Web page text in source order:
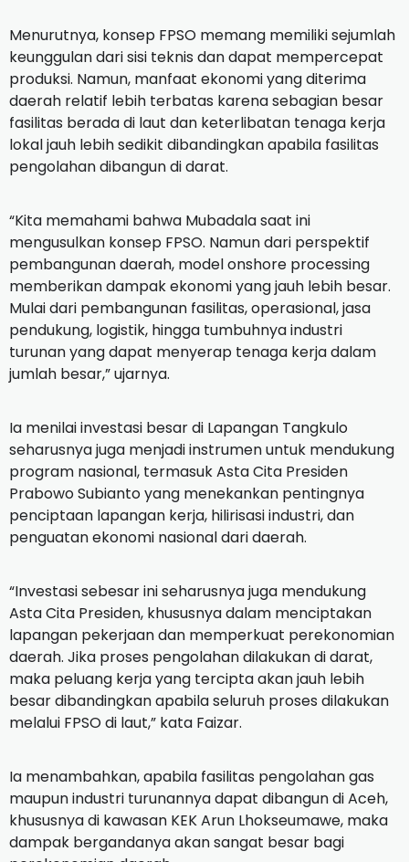
Menurutnya, konsep FPSO memang memiliki sejumlah
keunggulan dari sisi teknis dan dapat mempercepat
produksi. Namun, manfaat ekonomi yang diterima
daerah relatif lebih terbatas karena sebagian besar
fasilitas berada di laut dan keterlibatan tenaga kerja
lokal jauh lebih sedikit dibandingkan apabila fasilitas
pengolahan dibangun di darat.
“Kita memahami bahwa Mubadala saat ini
mengusulkan konsep FPSO. Namun dari perspektif
pembangunan daerah, model onshore processing
memberikan dampak ekonomi yang jauh lebih besar.
Mulai dari pembangunan fasilitas, operasional, jasa
pendukung, logistik, hingga tumbuhnya industri
turunan yang dapat menyerap tenaga kerja dalam
jumlah besar,” ujarnya.
Ia menilai investasi besar di Lapangan Tangkulo
seharusnya juga menjadi instrumen untuk mendukung
program nasional, termasuk Asta Cita Presiden
Prabowo Subianto yang menekankan pentingnya
penciptaan lapangan kerja, hilirisasi industri, dan
penguatan ekonomi nasional dari daerah.
“Investasi sebesar ini seharusnya juga mendukung
Asta Cita Presiden, khususnya dalam menciptakan
lapangan pekerjaan dan memperkuat perekonomian
daerah. Jika proses pengolahan dilakukan di darat,
maka peluang kerja yang tercipta akan jauh lebih
besar dibandingkan apabila seluruh proses dilakukan
melalui FPSO di laut,” kata Faizar.
Ia menambahkan, apabila fasilitas pengolahan gas
maupun industri turunannya dapat dibangun di Aceh,
khususnya di kawasan KEK Arun Lhokseumawe, maka
dampak bergandanya akan sangat besar bagi